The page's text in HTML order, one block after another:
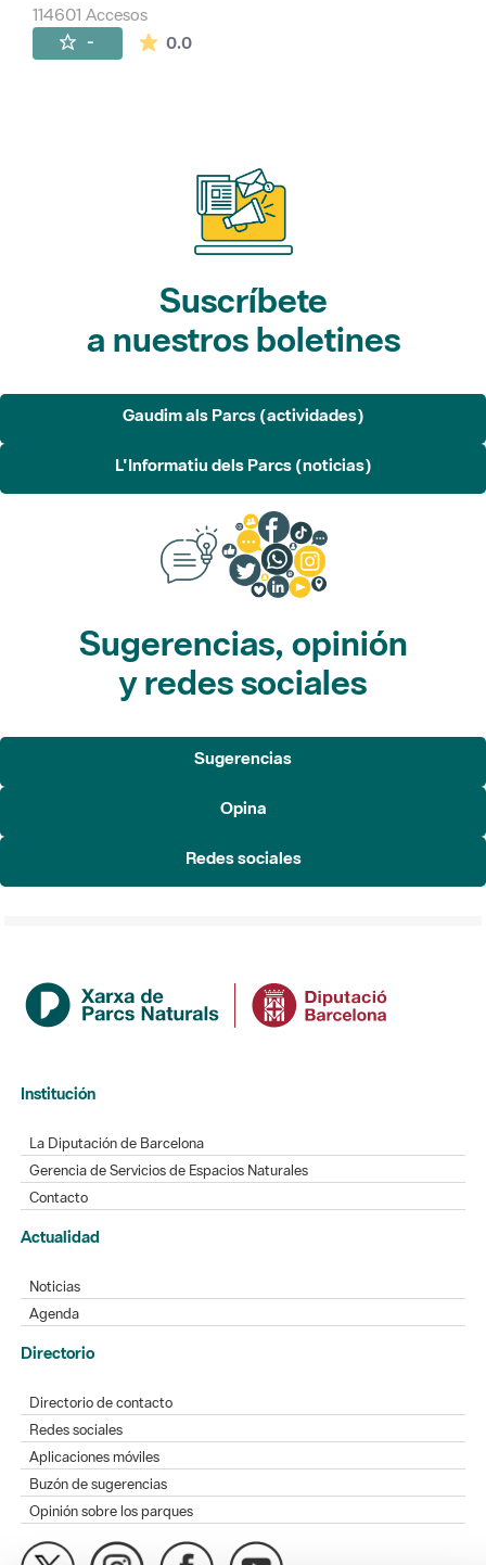
114601 Accesos
- 0.0La valoración media es de 0 estrellas de
Suscríbete
a nuestros boletines
Gaudim als Parcs (actividades)
L'Informatiu dels Parcs (noticias)
Sugerencias, opinión
y redes sociales
Sugerencias
Opina
Redes sociales
Institución
La Diputación de Barcelona
Gerencia de Servicios de Espacios Naturales
Contacto
Actualidad
Noticias
Agenda
Directorio
Directorio de contacto
Redes sociales
Aplicaciones móviles
Buzón de sugerencias
Opinión sobre los parques